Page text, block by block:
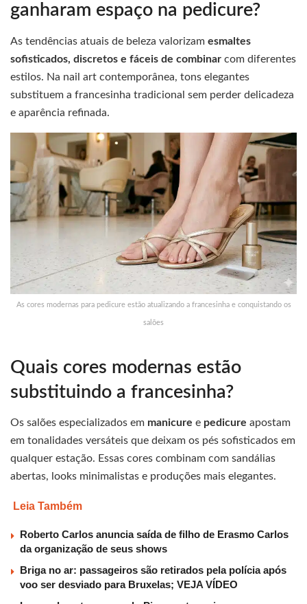
ganharam espaço na pedicure?
As tendências atuais de beleza valorizam esmaltes
sofisticados, discretos e fáceis de combinar com diferentes
estilos. Na nail art contemporânea, tons elegantes
substituem a francesinha tradicional sem perder delicadeza
e aparência refinada.
As cores modernas para pedicure estão atualizando a francesinha e conquistando os
salões
Quais cores modernas estão
substituindo a francesinha?
Os salões especializados em manicure e pedicure apostam
em tonalidades versáteis que deixam os pés sofisticados em
qualquer estação. Essas cores combinam com sandálias
abertas, looks minimalistas e produções mais elegantes.
Leia Também
Roberto Carlos anuncia saída de filho de Erasmo Carlos
da organização de seus shows
Briga no ar: passageiros são retirados pela polícia após
voo ser desviado para Bruxelas; VEJA VÍDEO